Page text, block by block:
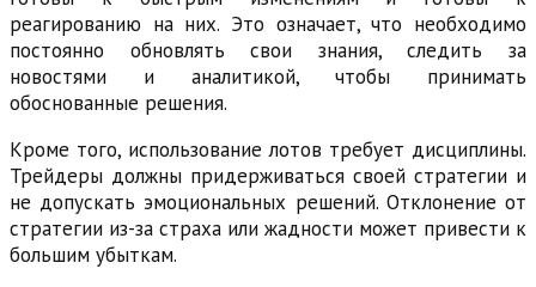
реагированию на них. Это означает, что необходимо
постоянно обновлять свои знания, следить за
новостями и аналитикой, чтобы принимать
обоснованные решения.
Кроме того, использование лотов требует дисциплины.
Трейдеры должны придерживаться своей стратегии и
не допускать эмоциональных решений. Отклонение от
стратегии из-за страха или жадности может привести к
большим убыткам.